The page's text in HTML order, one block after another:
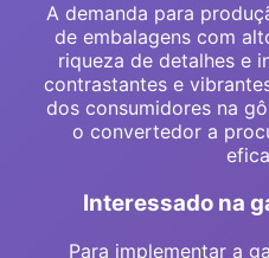
A demanda para
de embalagens com
riqueza de detalhes e
contrastantes e
dos consumidores na
o convertedor a
Interessado na
Para implementar a